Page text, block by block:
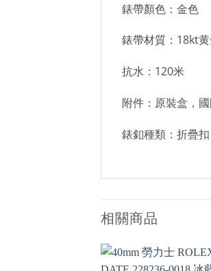
錶帶顏色：金色
錶帶材質：18kt
抗水：120米
附件：原裝盒，
錶釦種類：折疊扣
相關商品